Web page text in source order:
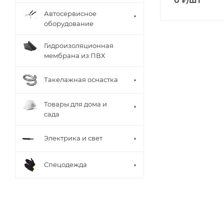
Автосервисное
оборудование
Гидроизоляционная
мембрана из ПВХ
Такелажная оснастка
Товары для дома и
сада
Электрика и свет
Спецодежда